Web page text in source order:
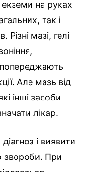
на руках
так і
Різні мазі, гелі
Але мазь від
інші засоби
лікар.
і виявити
звороби. При